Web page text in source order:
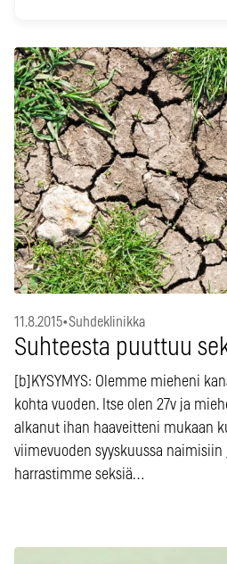
11.8.2015•Suhdeklinikka
Suhteesta puuttuu
[b]KYSYMYS: Olemme mieheni
kohta vuoden. Itse olen 27v ja
alkanut ihan haaveitteni mukaan
viimevuoden syyskuussa naimisiin
harrastimme seksiä…